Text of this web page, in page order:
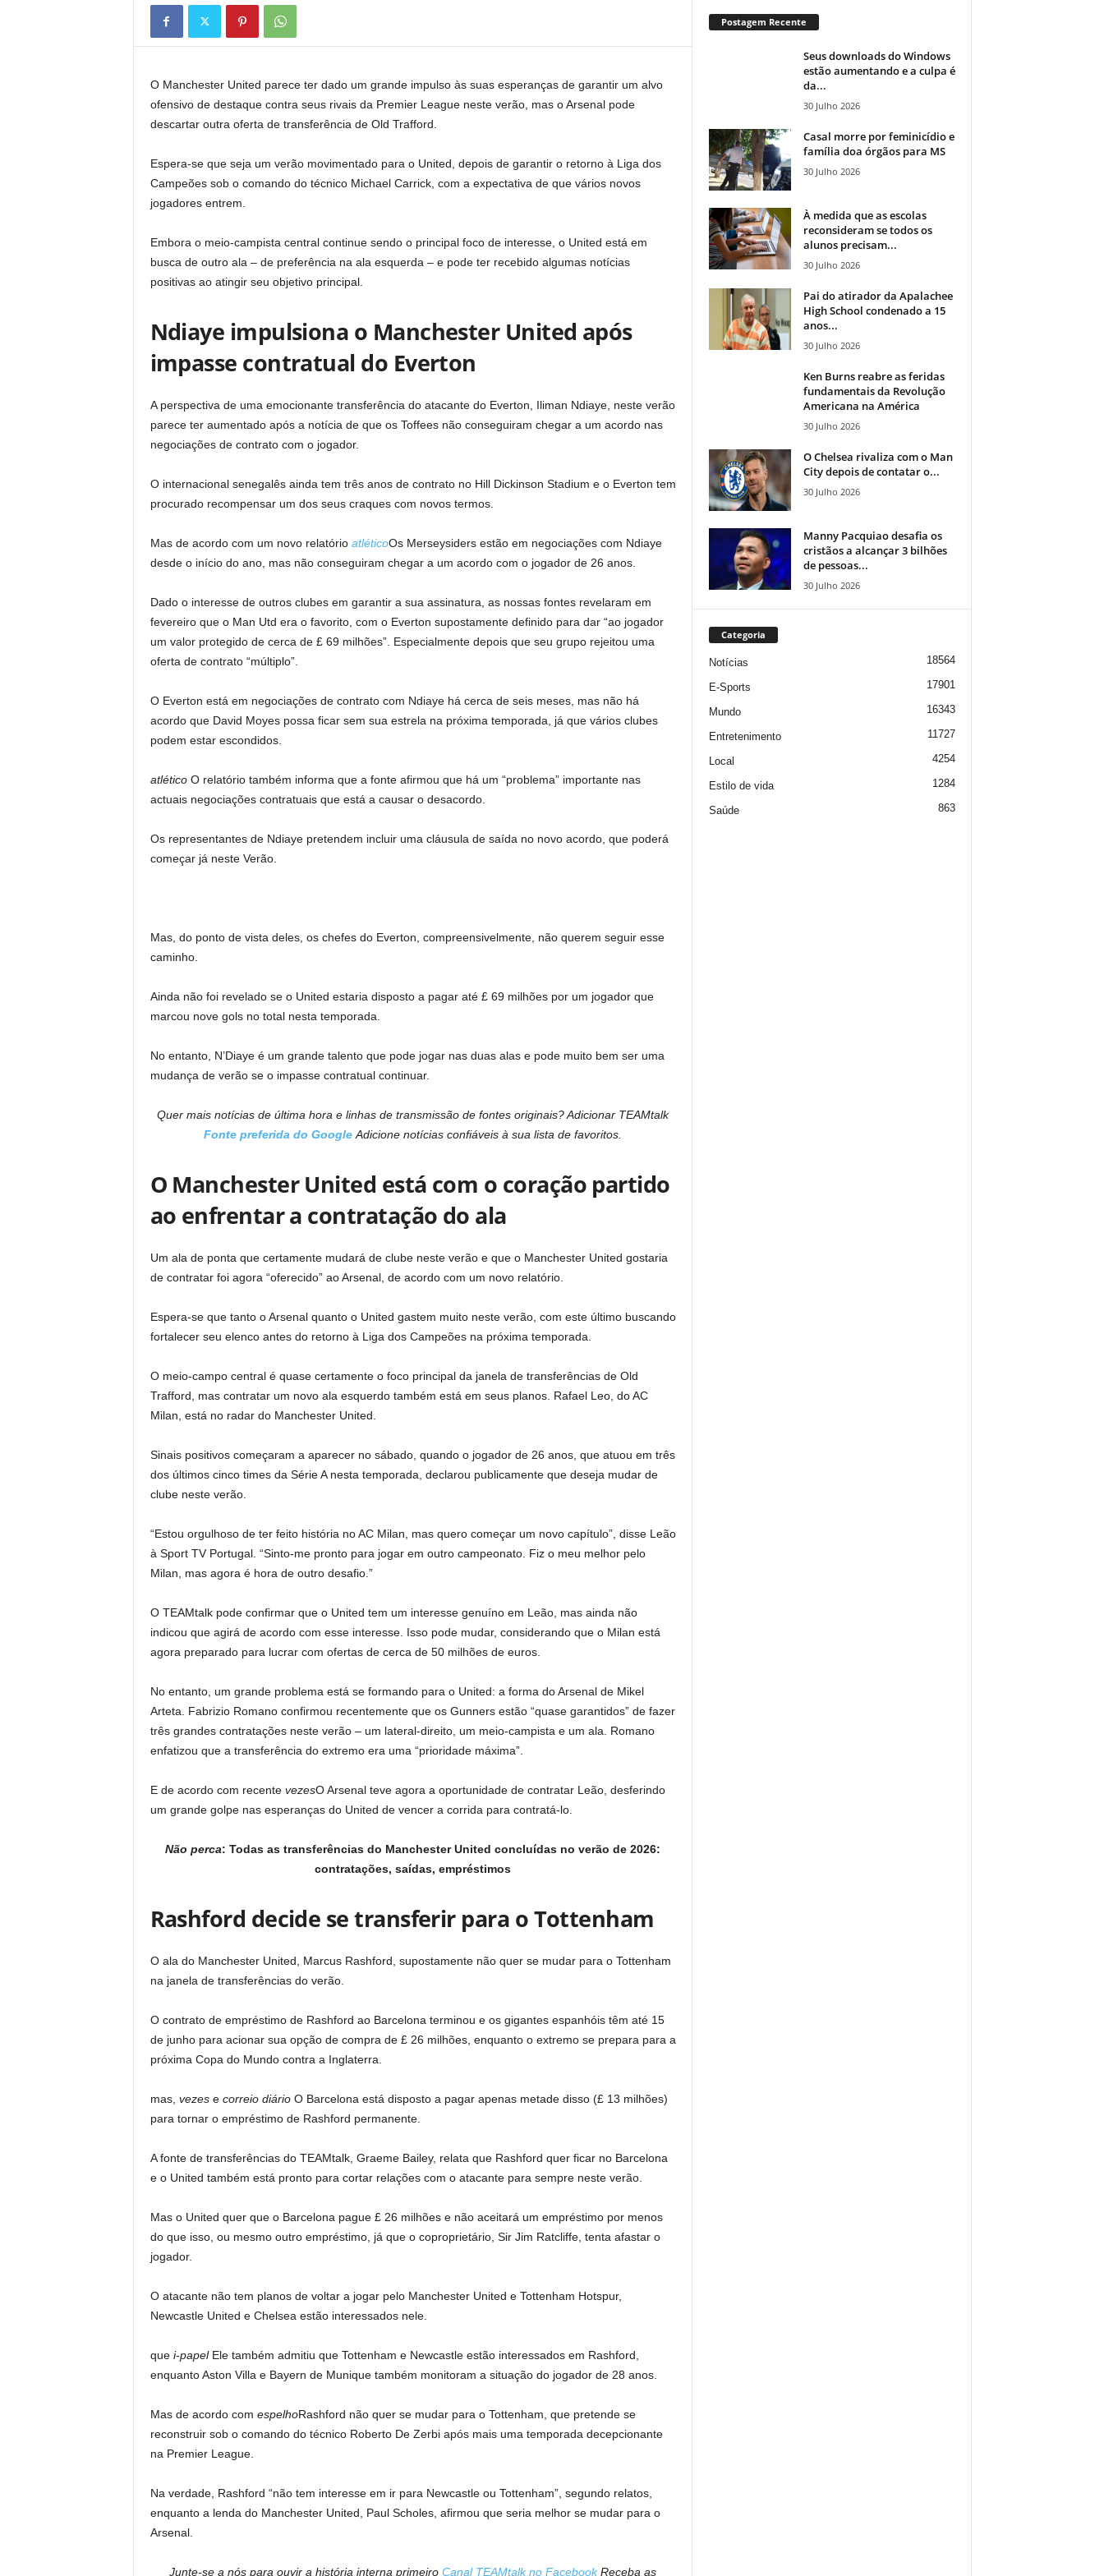
O Manchester United parece ter dado um grande impulso às suas esperanças de garantir um alvo
ofensivo de destaque contra seus rivais da Premier League neste verão, mas o Arsenal pode
descartar outra oferta de transferência de Old Trafford.
Espera-se que seja um verão movimentado para o United, depois de garantir o retorno à Liga dos
Campeões sob o comando do técnico Michael Carrick, com a expectativa de que vários novos
jogadores entrem.
Embora o meio-campista central continue sendo o principal foco de interesse, o United está em
busca de outro ala – de preferência na ala esquerda – e pode ter recebido algumas notícias
positivas ao atingir seu objetivo principal.
Ndiaye impulsiona o Manchester United após
impasse contratual do Everton
A perspectiva de uma emocionante transferência do atacante do Everton, Iliman Ndiaye, neste verão
parece ter aumentado após a notícia de que os Toffees não conseguiram chegar a um acordo nas
negociações de contrato com o jogador.
O internacional senegalês ainda tem três anos de contrato no Hill Dickinson Stadium e o Everton tem
procurado recompensar um dos seus craques com novos termos.
Mas de acordo com um novo relatório atléticoOs Merseysiders estão em negociações com Ndiaye
desde o início do ano, mas não conseguiram chegar a um acordo com o jogador de 26 anos.
Dado o interesse de outros clubes em garantir a sua assinatura, as nossas fontes revelaram em
fevereiro que o Man Utd era o favorito, com o Everton supostamente definido para dar “ao jogador
um valor protegido de cerca de £ 69 milhões”. Especialmente depois que seu grupo rejeitou uma
oferta de contrato “múltiplo”.
O Everton está em negociações de contrato com Ndiaye há cerca de seis meses, mas não há
acordo que David Moyes possa ficar sem sua estrela na próxima temporada, já que vários clubes
podem estar escondidos.
atléticoO relatório também informa que a fonte afirmou que há um “problema” importante nas
actuais negociações contratuais que está a causar o desacordo.
Os representantes de Ndiaye pretendem incluir uma cláusula de saída no novo acordo, que poderá
começar já neste Verão.
Mas, do ponto de vista deles, os chefes do Everton, compreensivelmente, não querem seguir esse
caminho.
Ainda não foi revelado se o United estaria disposto a pagar até £ 69 milhões por um jogador que
marcou nove gols no total nesta temporada.
No entanto, N’Diaye é um grande talento que pode jogar nas duas alas e pode muito bem ser uma
mudança de verão se o impasse contratual continuar.
Quer mais notícias de última hora e linhas de transmissão de fontes originais? Adicionar TEAMtalk
Fonte preferida do Google Adicione notícias confiáveis ​​à sua lista de favoritos.
O Manchester United está com o coração partido
ao enfrentar a contratação do ala
Um ala de ponta que certamente mudará de clube neste verão e que o Manchester United gostaria
de contratar foi agora “oferecido” ao Arsenal, de acordo com um novo relatório.
Espera-se que tanto o Arsenal quanto o United gastem muito neste verão, com este último buscando
fortalecer seu elenco antes do retorno à Liga dos Campeões na próxima temporada.
O meio-campo central é quase certamente o foco principal da janela de transferências de Old
Trafford, mas contratar um novo ala esquerdo também está em seus planos. Rafael Leo, do AC
Milan, está no radar do Manchester United.
Sinais positivos começaram a aparecer no sábado, quando o jogador de 26 anos, que atuou em três
dos últimos cinco times da Série A nesta temporada, declarou publicamente que deseja mudar de
clube neste verão.
“Estou orgulhoso de ter feito história no AC Milan, mas quero começar um novo capítulo”, disse Leão
à Sport TV Portugal. “Sinto-me pronto para jogar em outro campeonato. Fiz o meu melhor pelo
Milan, mas agora é hora de outro desafio.”
O TEAMtalk pode confirmar que o United tem um interesse genuíno em Leão, mas ainda não
indicou que agirá de acordo com esse interesse. Isso pode mudar, considerando que o Milan está
agora preparado para lucrar com ofertas de cerca de 50 milhões de euros.
No entanto, um grande problema está se formando para o United: a forma do Arsenal de Mikel
Arteta. Fabrizio Romano confirmou recentemente que os Gunners estão “quase garantidos” de fazer
três grandes contratações neste verão – um lateral-direito, um meio-campista e um ala. Romano
enfatizou que a transferência do extremo era uma “prioridade máxima”.
E de acordo com recentevezesO Arsenal teve agora a oportunidade de contratar Leão, desferindo
um grande golpe nas esperanças do United de vencer a corrida para contratá-lo.
Não perca: Todas as transferências do Manchester United concluídas no verão de 2026:
contratações, saídas, empréstimos
Rashford decide se transferir para o Tottenham
O ala do Manchester United, Marcus Rashford, supostamente não quer se mudar para o Tottenham
na janela de transferências do verão.
O contrato de empréstimo de Rashford ao Barcelona terminou e os gigantes espanhóis têm até 15
de junho para acionar sua opção de compra de £ 26 milhões, enquanto o extremo se prepara para a
próxima Copa do Mundo contra a Inglaterra.
mas, vezese correio diárioO Barcelona está disposto a pagar apenas metade disso (£ 13 milhões)
para tornar o empréstimo de Rashford permanente.
A fonte de transferências do TEAMtalk, Graeme Bailey, relata que Rashford quer ficar no Barcelona
e o United também está pronto para cortar relações com o atacante para sempre neste verão.
Mas o United quer que o Barcelona pague £ 26 milhões e não aceitará um empréstimo por menos
do que isso, ou mesmo outro empréstimo, já que o coproprietário, Sir Jim Ratcliffe, tenta afastar o
jogador.
O atacante não tem planos de voltar a jogar pelo Manchester United e Tottenham Hotspur,
Newcastle United e Chelsea estão interessados ​​nele.
que i-papelEle também admitiu que Tottenham e Newcastle estão interessados ​​em Rashford,
enquanto Aston Villa e Bayern de Munique também monitoram a situação do jogador de 28 anos.
Mas de acordo com espelhoRashford não quer se mudar para o Tottenham, que pretende se
reconstruir sob o comando do técnico Roberto De Zerbi após mais uma temporada decepcionante
na Premier League.
Na verdade, Rashford “não tem interesse em ir para Newcastle ou Tottenham”, segundo relatos,
enquanto a lenda do Manchester United, Paul Scholes, afirmou que seria melhor se mudar para o
Arsenal.
Junte-se a nós para ouvir a história interna primeiro Canal TEAMtalk no FacebookReceba as
Postagem Recente
Seus downloads do Windows
estão aumentando e a culpa é
da...
30 Julho 2026
Casal morre por feminicídio e
família doa órgãos para MS
30 Julho 2026
À medida que as escolas
reconsideram se todos os
alunos precisam...
30 Julho 2026
Pai do atirador da Apalachee
High School condenado a 15
anos...
30 Julho 2026
Ken Burns reabre as feridas
fundamentais da Revolução
Americana na América
30 Julho 2026
O Chelsea rivaliza com o Man
City depois de contatar o...
30 Julho 2026
Manny Pacquiao desafia os
cristãos a alcançar 3 bilhões
de pessoas...
30 Julho 2026
Categoria
Notícias 18564
E-Sports 17901
Mundo 16343
Entretenimento 11727
Local 4254
Estilo de vida 1284
Saúde 863